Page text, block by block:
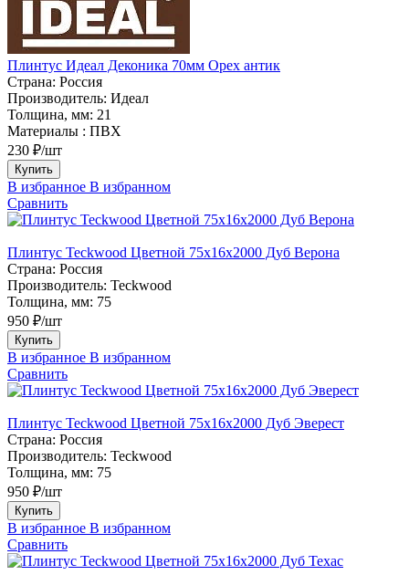
Плинтус Идеал Деконика 70мм Орех антик
Страна: Россия
Производитель: Идеал
Толщина, мм: 21
Материалы : ПВХ
230 ₽/шт
Купить
В избранное В избранном
Сравнить
Плинтус Teckwood Цветной 75х16х2000 Дуб Верона
Страна: Россия
Производитель: Teckwood
Толщина, мм: 75
950 ₽/шт
Купить
В избранное В избранном
Сравнить
Плинтус Teckwood Цветной 75х16х2000 Дуб Эверест
Страна: Россия
Производитель: Teckwood
Толщина, мм: 75
950 ₽/шт
Купить
В избранное В избранном
Сравнить